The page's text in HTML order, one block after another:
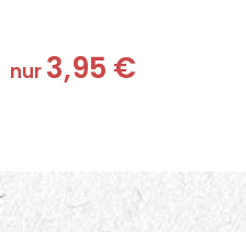
nur 3,95 €